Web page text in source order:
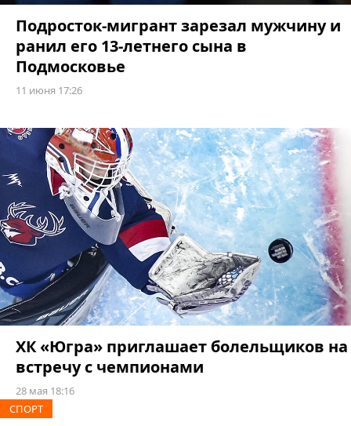
Подросток-мигрант зарезал мужчину и
ранил его 13-летнего сына в
Подмосковье
11 июня 17:26
ХК «Югра» приглашает болельщиков на
встречу с чемпионами
28 мая 18:16
СПОРТ